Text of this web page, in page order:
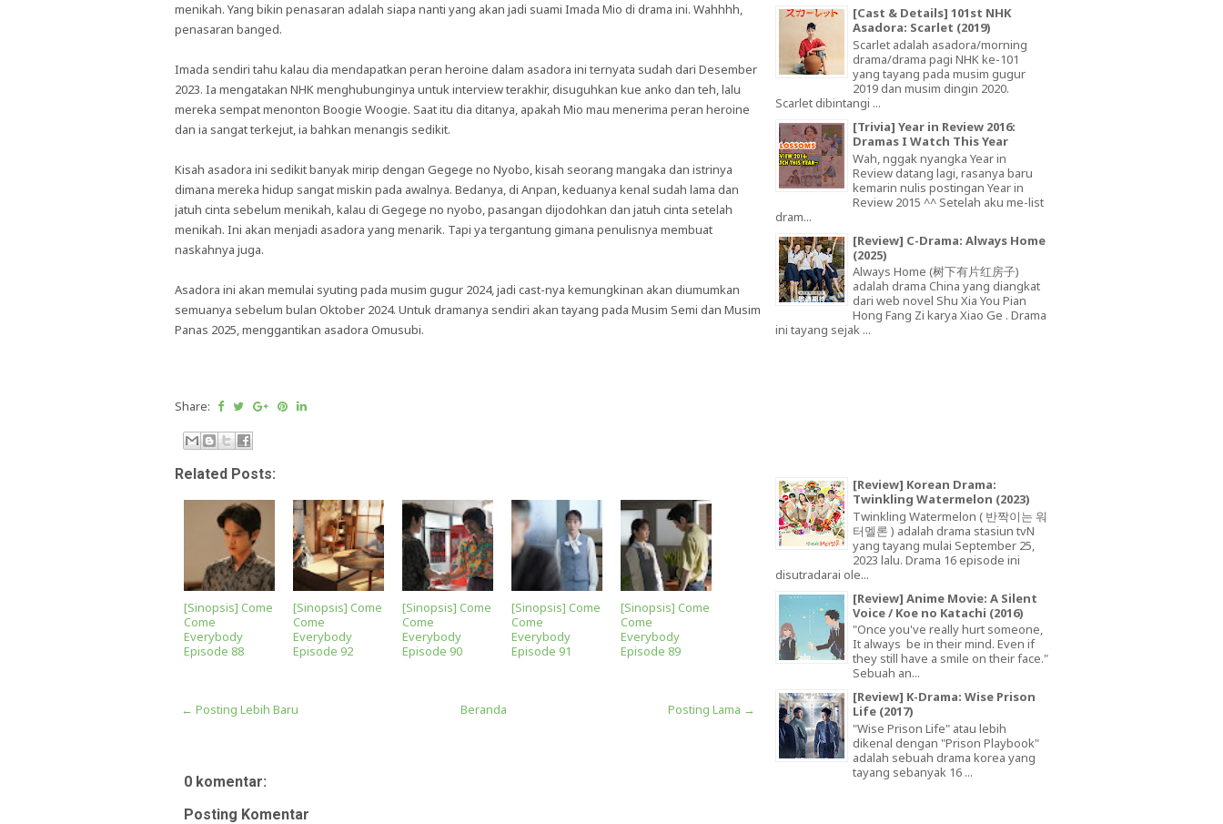
menikah. Yang bikin penasaran adalah siapa nanti yang akan jadi suami Imada Mio di drama ini. Wahhhh,
penasaran banged.
Imada sendiri tahu kalau dia mendapatkan peran heroine dalam asadora ini ternyata sudah dari Desember
2023. Ia mengatakan NHK menghubunginya untuk interview terakhir, disuguhkan kue anko dan teh, lalu
mereka sempat menonton Boogie Woogie. Saat itu dia ditanya, apakah Mio mau menerima peran heroine
dan ia sangat terkejut, ia bahkan menangis sedikit.
Kisah asadora ini sedikit banyak mirip dengan Gegege no Nyobo, kisah seorang mangaka dan istrinya
dimana mereka hidup sangat miskin pada awalnya. Bedanya, di Anpan, keduanya kenal sudah lama dan
jatuh cinta sebelum menikah, kalau di Gegege no nyobo, pasangan dijodohkan dan jatuh cinta setelah
menikah. Ini akan menjadi asadora yang menarik. Tapi ya tergantung gimana penulisnya membuat
naskahnya juga.
Asadora ini akan memulai syuting pada musim gugur 2024, jadi cast-nya kemungkinan akan diumumkan
semuanya sebelum bulan Oktober 2024. Untuk dramanya sendiri akan tayang pada Musim Semi dan Musim
Panas 2025, menggantikan asadora Omusubi.
Share:
Related Posts:
[Sinopsis] Come
Come
Everybody
Episode 88
[Sinopsis] Come
Come
Everybody
Episode 92
[Sinopsis] Come
Come
Everybody
Episode 90
[Sinopsis] Come
Come
Everybody
Episode 91
[Sinopsis] Come
Come
Everybody
Episode 89
← Posting Lebih Baru Posting Lama →
Beranda
0 komentar:
Posting Komentar
[Cast & Details] 101st NHK
Asadora: Scarlet (2019)
Scarlet adalah asadora/morning
drama/drama pagi NHK ke-101
yang tayang pada musim gugur
2019 dan musim dingin 2020.
Scarlet dibintangi ...
[Trivia] Year in Review 2016:
Dramas I Watch This Year
Wah, nggak nyangka Year in
Review datang lagi, rasanya baru
kemarin nulis postingan Year in
Review 2015 ^^ Setelah aku me-list
dram...
[Review] C-Drama: Always Home
(2025)
Always Home (树下有片红房子)
adalah drama China yang diangkat
dari web novel Shu Xia You Pian
Hong Fang Zi karya Xiao Ge . Drama
ini tayang sejak ...
[Review] Korean Drama:
Twinkling Watermelon (2023)
Twinkling Watermelon ( 반짝이는 워
터멜론 ) adalah drama stasiun tvN
yang tayang mulai September 25,
2023 lalu. Drama 16 episode ini
disutradarai ole...
[Review] Anime Movie: A Silent
Voice / Koe no Katachi (2016)
"Once you've really hurt someone,
It always be in their mind. Even if
they still have a smile on their face."
Sebuah an...
[Review] K-Drama: Wise Prison
Life (2017)
"Wise Prison Life" atau lebih
dikenal dengan "Prison Playbook"
adalah sebuah drama korea yang
tayang sebanyak 16 ...